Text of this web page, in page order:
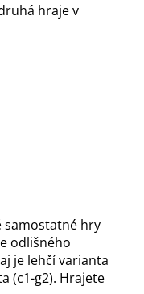
hraje v
samostatné hry
odlišného
je lehčí varianta
(c1-g2). Hrajete